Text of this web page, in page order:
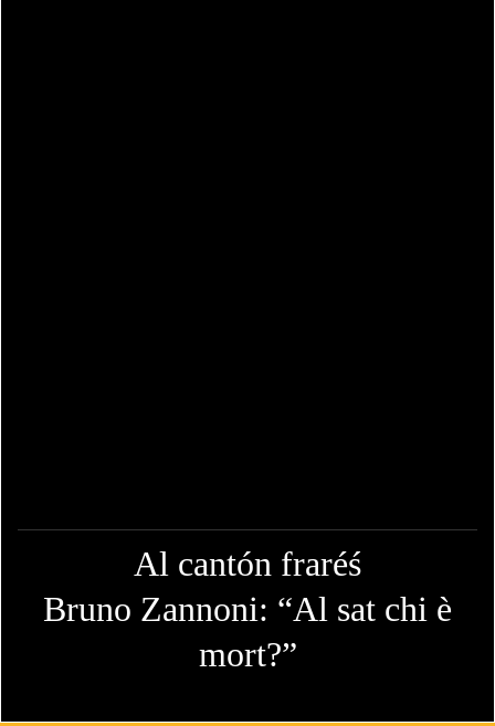
Al cantón fraréś
Bruno Zannoni: “Al sat chi è
mort?”